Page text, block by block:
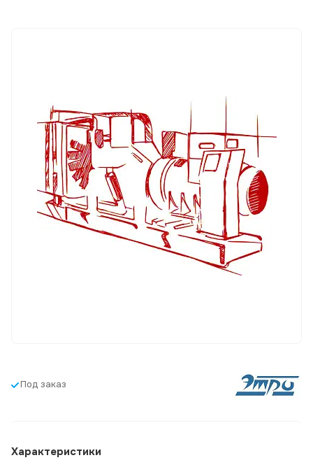
Под заказ
Характеристики